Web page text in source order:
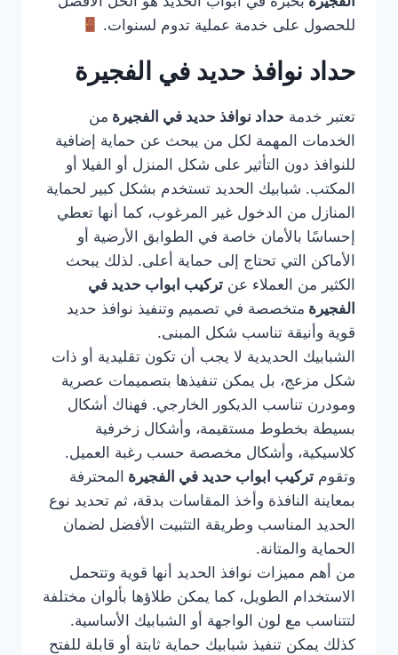
للحصول على خدمة عملية تدوم لسنوات.
حداد نوافذ حديد في الفجيرة
تعتبر خدمة حداد نوافذ حديد في الفجيرة من
الخدمات المهمة لكل من يبحث عن حماية إضافية
للنوافذ دون التأثير على شكل المنزل أو الفيلا أو
المكتب. شبابيك الحديد تستخدم بشكل كبير لحماية
المنازل من الدخول غير المرغوب، كما أنها تعطي
إحساسًا بالأمان خاصة في الطوابق الأرضية أو
الأماكن التي تحتاج إلى حماية أعلى. لذلك يبحث
الكثير من العملاء عن تركيب ابواب حديد في
الفجيرة متخصصة في تصميم وتنفيذ نوافذ حديد
قوية وأنيقة تناسب شكل المبنى.
الشبابيك الحديدية لا يجب أن تكون تقليدية أو ذات
شكل مزعج، بل يمكن تنفيذها بتصميمات عصرية
ومودرن تناسب الديكور الخارجي. فهناك أشكال
بسيطة بخطوط مستقيمة، وأشكال زخرفية
كلاسيكية، وأشكال مخصصة حسب رغبة العميل.
وتقوم تركيب ابواب حديد في الفجيرة المحترفة
بمعاينة النافذة وأخذ المقاسات بدقة، ثم تحديد نوع
الحديد المناسب وطريقة التثبيت الأفضل لضمان
الحماية والمتانة.
من أهم مميزات نوافذ الحديد أنها قوية وتتحمل
الاستخدام الطويل، كما يمكن طلاؤها بألوان مختلفة
لتتناسب مع لون الواجهة أو الشبابيك الأساسية.
كذلك يمكن تنفيذ شبابيك حماية ثابتة أو قابلة للفتح